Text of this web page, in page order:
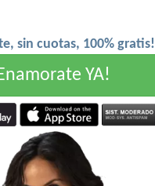
sin cuotas, 100% gratis!
YA!